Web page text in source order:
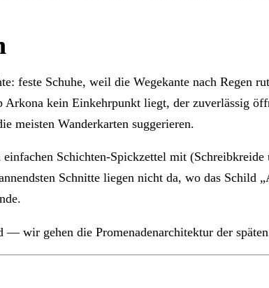
feste Schuhe, weil die Wegekante nach
kein Einkehrpunkt liegt, der zuverlässig
meisten Wanderkarten suggerieren.
Schichten-Spickzettel mit
Schnitte liegen nicht da, wo das Schild
— wir gehen die Promenadenarchitektur der